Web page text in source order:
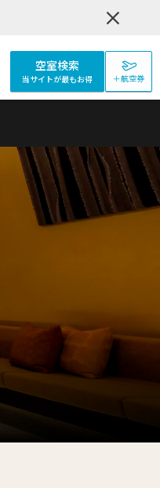
空室検索
当サイトが最もお得 ＋航空券